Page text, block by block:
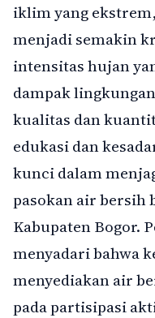
iklim yang
menjadi semakin
intensitas hujan
dampak
kualitas dan
edukasi dan
kunci dalam
pasokan air bersih
Kabupaten Bogor.
menyadari bahwa
menyediakan air
pada partisipasi